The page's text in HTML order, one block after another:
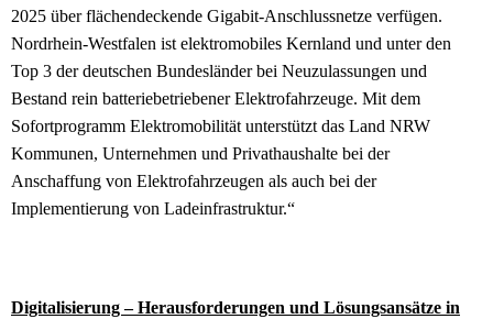
2025 über flächendeckende Gigabit-Anschlussnetze verfügen.
Nordrhein-Westfalen ist elektromobiles Kernland und unter den
Top 3 der deutschen Bundesländer bei Neuzulassungen und
Bestand rein batteriebetriebener Elektrofahrzeuge. Mit dem
Sofortprogramm Elektromobilität unterstützt das Land NRW
Kommunen, Unternehmen und Privathaushalte bei der
Anschaffung von Elektrofahrzeugen als auch bei der
Implementierung von Ladeinfrastruktur.“
Digitalisierung – Herausforderungen und Lösungsansätze in